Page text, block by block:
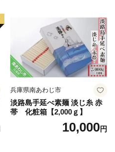
兵庫県南あわじ市
淡路島手延べ素麺 淡じ糸 赤
帯 化粧箱【2,000ｇ】
10,000円